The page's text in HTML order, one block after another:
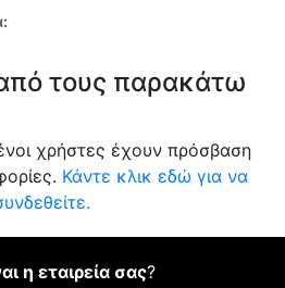
τους παρακάτω
χρήστες έχουν πρόσβαση
Κάντε κλικ εδώ για να
η εταιρεία σας?